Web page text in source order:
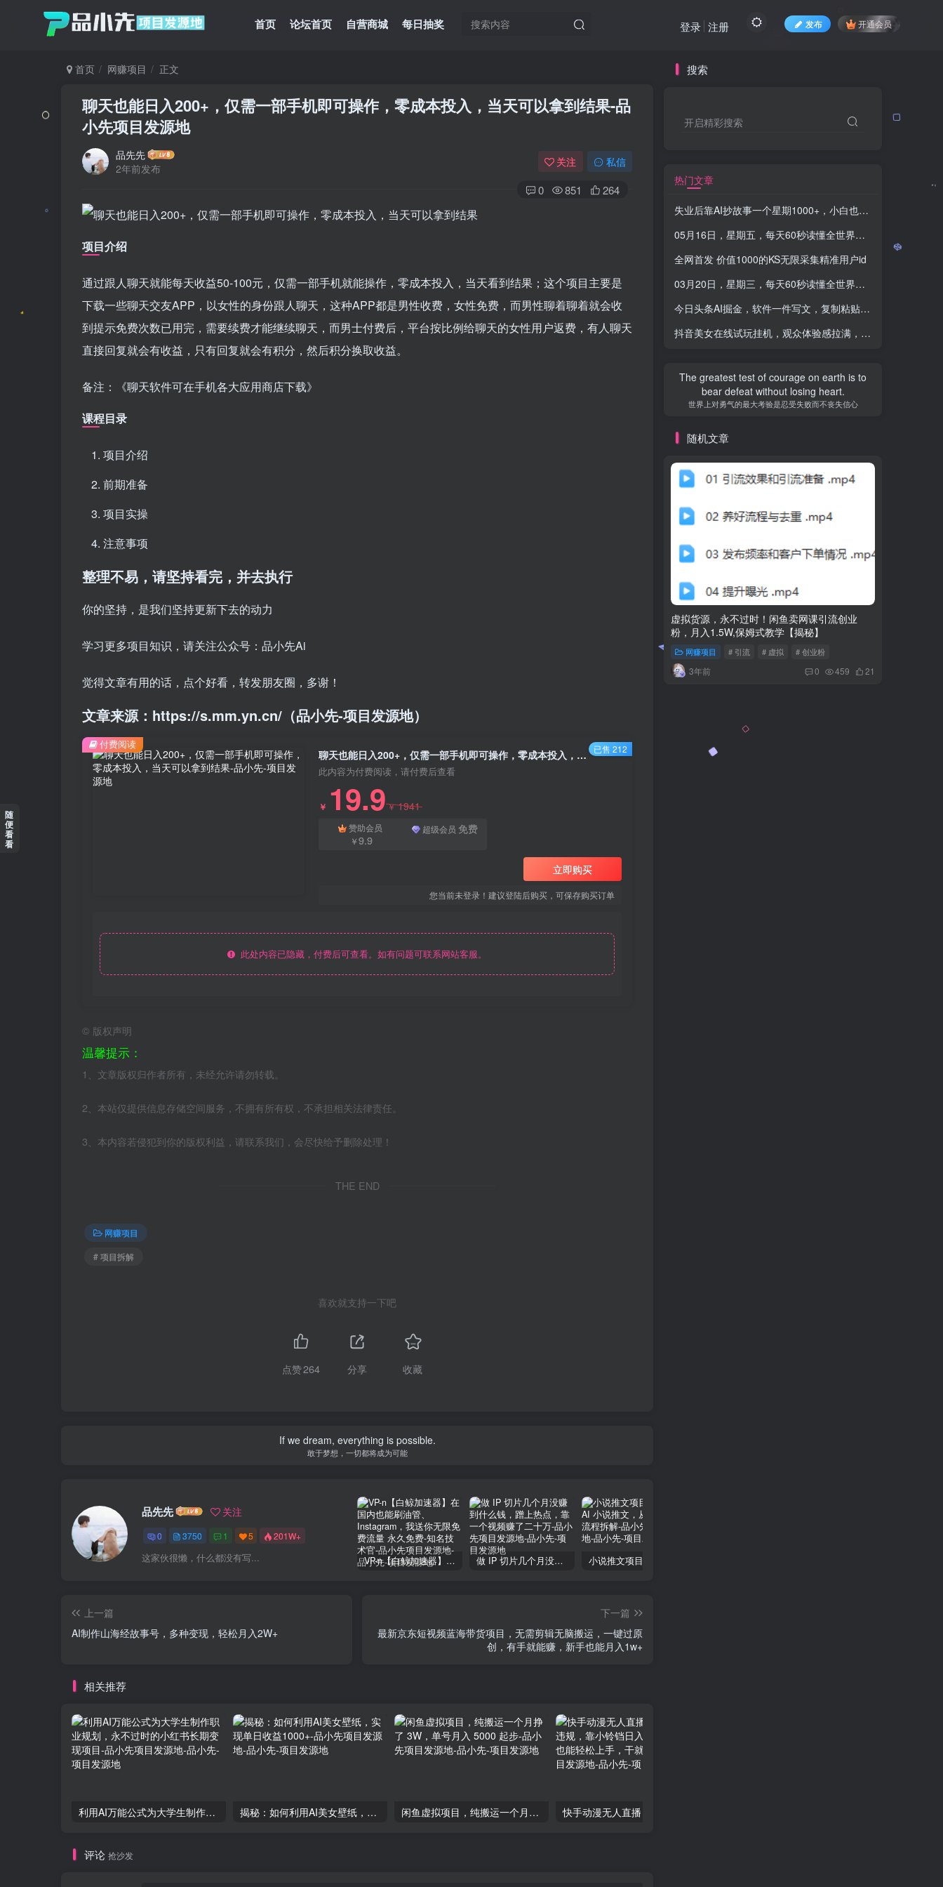
首页 论坛首页 自营商城 每日抽奖 发布 开通会员
登录 注册
首页 网赚项目 正文
聊天也能日入200+，仅需一部手机即可操作，零成本投入，当天可以拿到结果-品
小先项目发源地
品先先
2年前发布
关注 私信
0 851 264
项目介绍
通过跟人聊天就能每天收益50-100元，仅需一部手机就能操作，零成本投入，当天看到结果；这个项目主要是
下载一些聊天交友APP，以女性的身份跟人聊天，这种APP都是男性收费，女性免费，而男性聊着聊着就会收
到提示免费次数已用完，需要续费才能继续聊天，而男士付费后，平台按比例给聊天的女性用户返费，有人聊天
直接回复就会有收益，只有回复就会有积分，然后积分换取收益。
备注：《聊天软件可在手机各大应用商店下载》
课程目录
项目介绍
前期准备
项目实操
注意事项
整理不易，请坚持看完，并去执行
你的坚持，是我们坚持更新下去的动力
学习更多项目知识，请关注公众号：品小先Ai
觉得文章有用的话，点个好看，转发朋友圈，多谢！
文章来源：https://s.mm.yn.cn/（品小先-项目发源地）
聊天也能日入200+，仅需一部手机即可操作，零成本投入，当天可以拿到结果 - 资源之家
此内容为付费阅读，请付费后查看
￥ 19.9￥1941
赞助会员
￥9.9
超级会员 免费
立即购买
您当前未登录！建议登陆后购买，可保存购买订单
此处内容已隐藏，付费后可查看。如有问题可联系网站客服。
付费阅读 已售 212
© 版权声明
温馨提示：
1、文章版权归作者所有，未经允许请勿转载。
2、本站仅提供信息存储空间服务，不拥有所有权，不承担相关法律责任。
3、本内容若侵犯到你的版权利益，请联系我们，会尽快给予删除处理！
THE END
网赚项目
# 项目拆解
喜欢就支持一下吧
点赞264 分享 收藏
If we dream, everything is possible.
敢于梦想，一切都将成为可能
品先先 关注
0 3750 1 5 201W+
这家伙很懒，什么都没有写... VP-n【白鲸加速器】在国内也能刷油管、Instagram，我送你无限免费流量 永久免费-知名技术官-品小先项目发源地 做 IP 切片几个月没赚到什么钱，蹭上热点，靠一个视频赚了二十万-品小先项目发源地
上一篇
AI制作山海经故事号，多种变现，轻松月入2W+
下一篇
最新京东短视频蓝海带货项目，无需剪辑无脑搬运，一键过原
创，有手就能赚，新手也能月入1w+
相关推荐
利用AI万能公式为大学生制作职业规划，永不过时的小红书长期变现项目-品小先项目发源地 揭秘：如何利用AI美女壁纸，实现单日收益1000+-品小先项目发源地 闲鱼虚拟项目，纯搬运一个月挣了 3W，单号月入 5000 起步-品小先项目发源地
评论 抢沙发
搜索
开启精彩搜索
热门文章
失业后靠AI抄故事一个星期1000+，小白也能轻松上手课程
05月16日，星期五，每天60秒读懂全世界！-品小先项目发源地
全网首发 价值1000的KS无限采集精准用户id
03月20日，星期三，每天60秒读懂全世界！-品小先项目发源地
今日头条AI掘金，软件一件写文，复制粘贴，无脑操作，利用碎片化时间也能做到日入四位数，赶紧搞起来
抖音美女在线试玩挂机，观众体验感拉满，轻松日入500+
The greatest test of courage on earth is to
bear defeat without losing heart.
世界上对勇气的最大考验是忍受失败而不丧失信心
随机文章
虚拟货源，永不过时！闲鱼卖网课引流创业
粉，月入1.5W,保姆式教学【揭秘】
网赚项目 # 引流 # 虚拟 # 创业粉
3年前 0 459 21
随
便
看
看